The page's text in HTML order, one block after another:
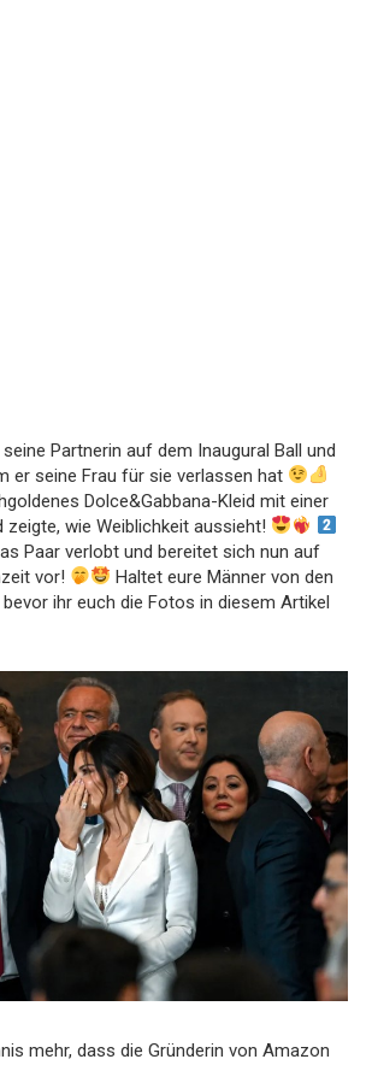
Partnerin auf dem Inaugural Ball und
er seine Frau für sie verlassen hat
Dolce&Gabbana-Kleid mit einer
zeigte, wie Weiblichkeit aussieht!
Paar verlobt und bereitet sich nun auf
vor!
Haltet eure Männer von den
ihr euch die Fotos in diesem Artikel
mehr, dass die Gründerin von Amazon